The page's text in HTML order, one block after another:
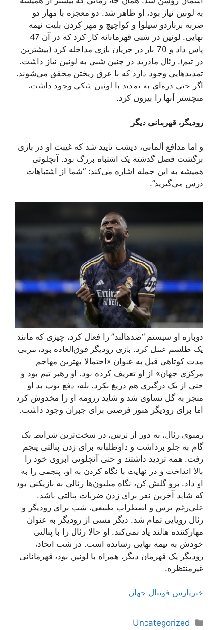
به لونین نیاز بود، او ظاهر شد. دو معجزه با مهار دو
ضربه برناردو سیلوا و کواچیچ و مهر کردن بلیت نیمه
نهایی. لونین در شبی قهرمانانه کار کرد که در آن 47
پاس داد و 70 بار در جریان بازی مداخله کرد (بیشترین
در تیم). رئال مادرید در چنین شبی به لونین نیاز داشت.
تمدیدهایی وجود دارد که با عرق ریختن محقق می‌شوند.
اگر حتی ذره‌ای به تمدید با لونین شکی وجود داشت،
منچستر آنها را بیرون کرد.
رودیگر، قهرمانی دیگر
و اما مدافع آلمانی، دیشب تایید شد که غیبت او در بازی
برگشت فصل گذشته یک اشتباه بزرگ بود. آنچلوتی
همیشه به این جمله اشاره می‌کند: “شما از اشتباهات
درس می‌گیرید”.
دوباره او سیستم “ضدهالند” را فعال کرد، چیزی که مانند
یک طلسم عمل کرد. بازی رودیگر فوق‌العاده بود، مربی
مدت کوتاهی قبل به عنوان «احتمالا بهترین مهاجم
مرکزی جهان» از او تعریف کرده بود. او رهبر تیم بود و
حتی از یک درگیری هم دریغ نکرد. بله، دفع توپ بد او
منجر به گل تساوی شد و شاید رزومه او را مخدوش کرد
اما برای رودیگر هنوز فرصتی برای جبران وجود داشت.
رمبوی رئال، به دور از ترس، در سخت‌ترین شرایط یک
گام به جلو برداشت و داوطلبانه برای زدن پنالتی پنجم
رفت. همه تردید داشتند و حتی آنچلوتی ابروی خود را
بالا انداخت و در نهایت با نگاه کردن به او، پنجمی را به
او داد. برو گلش کن، نگاه میلیون‌ها رئالی به بازیکنی بود
که شاید آخرین نفر برای زدن ضربات پنالتی باشد.
علی‌رغم ترس و اضطراب طبیعی، شب برای رودیگر و
رئال رویایی تمام شد. دیگر مسی از رودیگر به عنوان
مهارکننده هالند یاد نمی‌کند. او حالا رئال را با پنالتی
خودش به نیمه نهایی رسانده است. در شب اتحاد،
رودیگر یک قهرمان دیگر، همراه با لونین بود، قهرمانانی
غیرمنتظره.
خبرپارس فوتبال جهان
دسته‌ها
Uncategorized